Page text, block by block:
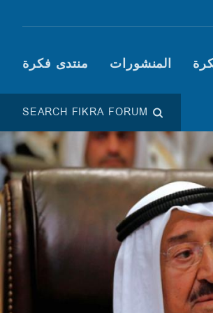
Main
المنشورات منتدى فكرة
SEARCH FIKRA FORUM